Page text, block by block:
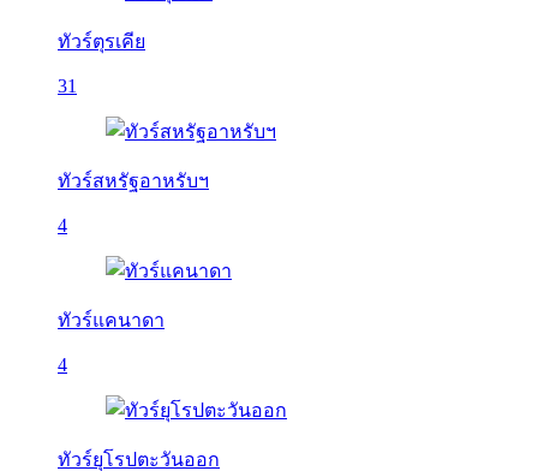
ทัวร์ตุรเคีย
31
ทัวร์สหรัฐอาหรับฯ
4
ทัวร์แคนาดา
4
ทัวร์ยุโรปตะวันออก